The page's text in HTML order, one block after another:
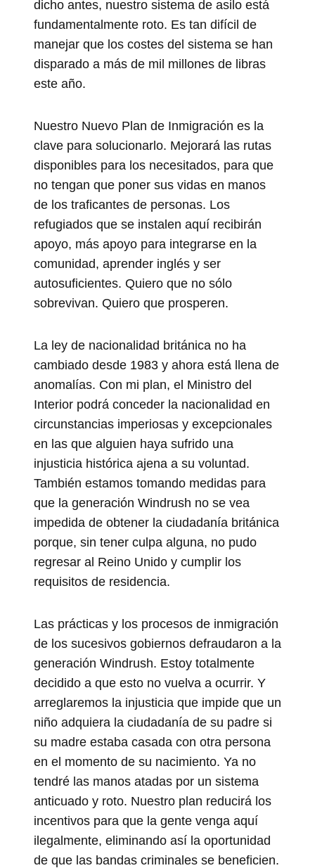
dicho antes, nuestro sistema de asilo está
fundamentalmente roto. Es tan difícil de
manejar que los costes del sistema se han
disparado a más de mil millones de libras
este año.
Nuestro Nuevo Plan de Inmigración es la
clave para solucionarlo. Mejorará las rutas
disponibles para los necesitados, para que
no tengan que poner sus vidas en manos
de los traficantes de personas. Los
refugiados que se instalen aquí recibirán
apoyo, más apoyo para integrarse en la
comunidad, aprender inglés y ser
autosuficientes. Quiero que no sólo
sobrevivan. Quiero que prosperen.
La ley de nacionalidad británica no ha
cambiado desde 1983 y ahora está llena de
anomalías. Con mi plan, el Ministro del
Interior podrá conceder la nacionalidad en
circunstancias imperiosas y excepcionales
en las que alguien haya sufrido una
injusticia histórica ajena a su voluntad.
También estamos tomando medidas para
que la generación Windrush no se vea
impedida de obtener la ciudadanía británica
porque, sin tener culpa alguna, no pudo
regresar al Reino Unido y cumplir los
requisitos de residencia.
Las prácticas y los procesos de inmigración
de los sucesivos gobiernos defraudaron a la
generación Windrush. Estoy totalmente
decidido a que esto no vuelva a ocurrir. Y
arreglaremos la injusticia que impide que un
niño adquiera la ciudadanía de su padre si
su madre estaba casada con otra persona
en el momento de su nacimiento. Ya no
tendré las manos atadas por un sistema
anticuado y roto. Nuestro plan reducirá los
incentivos para que la gente venga aquí
ilegalmente, eliminando así la oportunidad
de que las bandas criminales se beneficien.